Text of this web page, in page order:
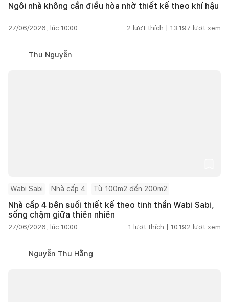
Ngôi nhà không cần điều hòa nhờ thiết kế theo khí hậu
27/06/2026, lúc 10:00 2 lượt thích | 13.197 lượt xem
Thu Nguyễn
Wabi Sabi Nhà cấp 4 Từ 100m2 đến 200m2
Nhà cấp 4 bên suối thiết kế theo tinh thần Wabi Sabi,
sống chậm giữa thiên nhiên
27/06/2026, lúc 10:00 1 lượt thích | 10.192 lượt xem
Nguyễn Thu Hằng